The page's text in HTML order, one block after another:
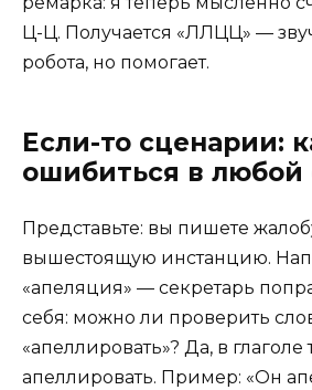
Ц-Ц. Получается «ЛЛЦЦ» —
робота, но помогает.
Если-то сценарии:
ошибиться в любой
Представьте: вы пишете
вышестоящую инстанцию.
«апеляция» — секретарь
себя: можно ли проверить
«апеллировать»? Да, в
апеллировать. Пример: «Он